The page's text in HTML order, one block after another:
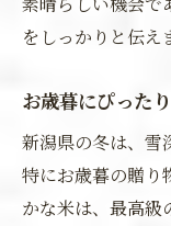
をしっかりと伝え
お歳暮にぴった
新潟県の冬は、雪
特にお歳暮の贈り
かな米は、最高級